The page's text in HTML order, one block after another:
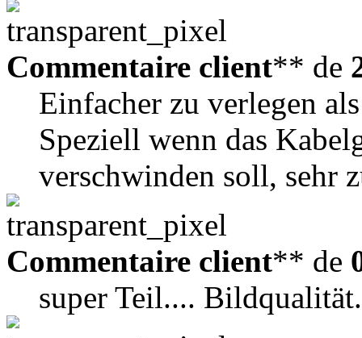
Commentaire client** de
Einfacher zu verlegen
Speziell wenn das
verschwinden soll, sehr
Commentaire client** de
super Teil....